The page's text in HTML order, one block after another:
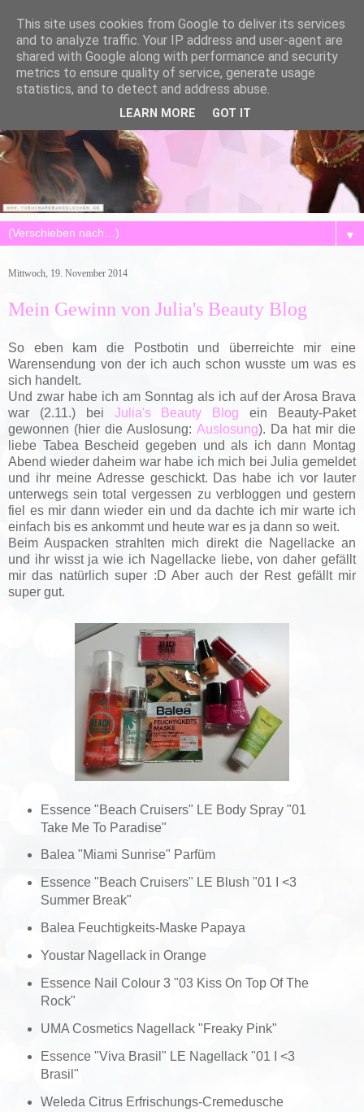
▼
Mittwoch, 19. November 2014
Mein Gewinn von Julia's Beauty Blog
So eben kam die Postbotin und überreichte mir eine
Warensendung von der ich auch schon wusste um was es
sich handelt.
Und zwar habe ich am Sonntag als ich auf der Arosa Brava
war (2.11.) bei Julia's Beauty Blog ein Beauty-Paket
gewonnen (hier die Auslosung: Auslosung). Da hat mir die
liebe Tabea Bescheid gegeben und als ich dann Montag
Abend wieder daheim war habe ich mich bei Julia gemeldet
und ihr meine Adresse geschickt. Das habe ich vor lauter
unterwegs sein total vergessen zu verbloggen und gestern
fiel es mir dann wieder ein und da dachte ich mir warte ich
einfach bis es ankommt und heute war es ja dann so weit.
Beim Auspacken strahlten mich direkt die Nagellacke an
und ihr wisst ja wie ich Nagellacke liebe, von daher gefällt
mir das natürlich super :D Aber auch der Rest gefällt mir
super gut.
Essence "Beach Cruisers" LE Body Spray "01
Take Me To Paradise"
Balea "Miami Sunrise" Parfüm
Essence "Beach Cruisers" LE Blush "01 I <3
Summer Break"
Balea Feuchtigkeits-Maske Papaya
Youstar Nagellack in Orange
Essence Nail Colour 3 "03 Kiss On Top Of The
Rock"
UMA Cosmetics Nagellack "Freaky Pink"
Essence "Viva Brasil" LE Nagellack "01 I <3
Brasil"
Weleda Citrus Erfrischungs-Cremedusche
This site uses cookies from Google to deliver its services
and to analyze traffic. Your IP address and user-agent are
shared with Google along with performance and security
metrics to ensure quality of service, generate usage
statistics, and to detect and address abuse.
LEARN MORE GOT IT